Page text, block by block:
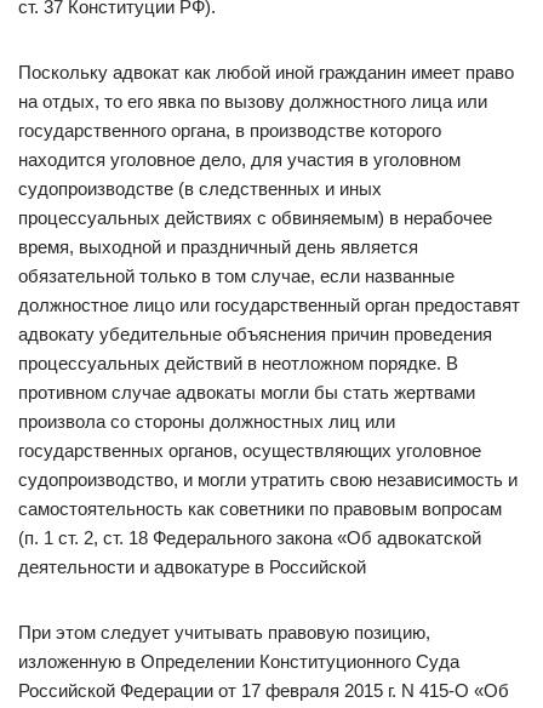
ст. 37 Конституции РФ).
Поскольку адвокат как любой иной гражданин имеет право
на отдых, то его явка по вызову должностного лица или
государственного органа, в производстве которого
находится уголовное дело, для участия в уголовном
судопроизводстве (в следственных и иных
процессуальных действиях с обвиняемым) в нерабочее
время, выходной и праздничный день является
обязательной только в том случае, если названные
должностное лицо или государственный орган предоставят
адвокату убедительные объяснения причин проведения
процессуальных действий в неотложном порядке. В
противном случае адвокаты могли бы стать жертвами
произвола со стороны должностных лиц или
государственных органов, осуществляющих уголовное
судопроизводство, и могли утратить свою независимость и
самостоятельность как советники по правовым вопросам
(п. 1 ст. 2, ст. 18 Федерального закона «Об адвокатской
деятельности и адвокатуре в Российской
При этом следует учитывать правовую позицию,
изложенную в Определении Конституционного Суда
Российской Федерации от 17 февраля 2015 г. N 415-О «Об